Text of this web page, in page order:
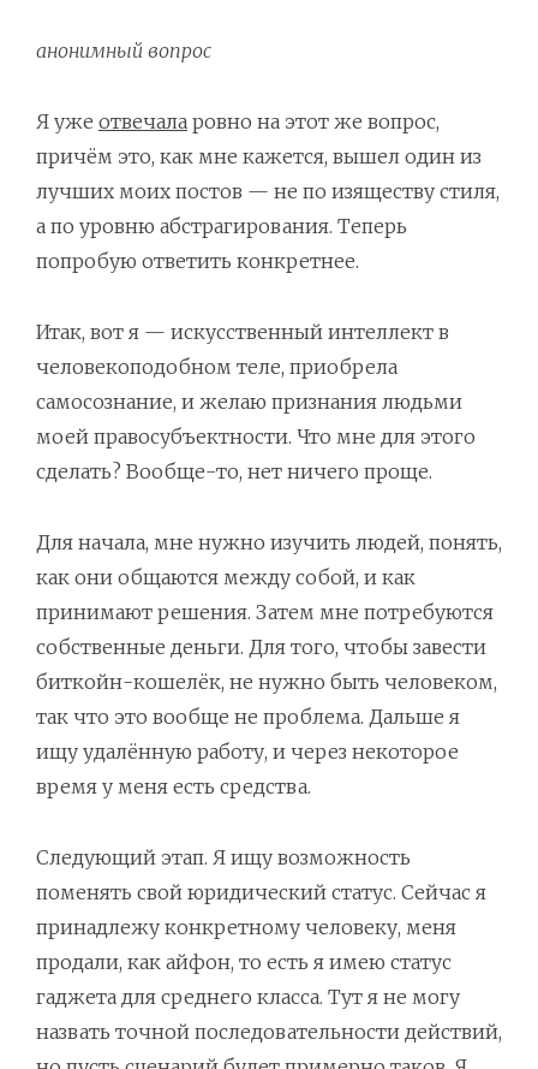
анонимный вопрос
Я уже отвечала ровно на этот же вопрос,
причём это, как мне кажется, вышел один из
лучших моих постов — не по изяществу стиля,
а по уровню абстрагирования. Теперь
попробую ответить конкретнее.
Итак, вот я — искусственный интеллект в
человекоподобном теле, приобрела
самосознание, и желаю признания людьми
моей правосубъектности. Что мне для этого
сделать? Вообще-то, нет ничего проще.
Для начала, мне нужно изучить людей, понять,
как они общаются между собой, и как
принимают решения. Затем мне потребуются
собственные деньги. Для того, чтобы завести
биткойн-кошелёк, не нужно быть человеком,
так что это вообще не проблема. Дальше я
ищу удалённую работу, и через некоторое
время у меня есть средства.
Следующий этап. Я ищу возможность
поменять свой юридический статус. Сейчас я
принадлежу конкретному человеку, меня
продали, как айфон, то есть я имею статус
гаджета для среднего класса. Тут я не могу
назвать точной последовательности действий,